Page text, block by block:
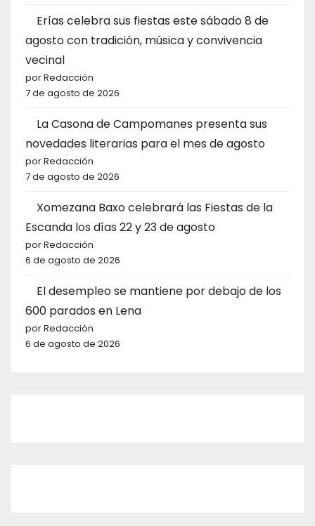
Erías celebra sus fiestas este sábado 8 de
agosto con tradición, música y convivencia
vecinal
por Redacción
7 de agosto de 2026
La Casona de Campomanes presenta sus
novedades literarias para el mes de agosto
por Redacción
7 de agosto de 2026
Xomezana Baxo celebrará las Fiestas de la
Escanda los días 22 y 23 de agosto
por Redacción
6 de agosto de 2026
El desempleo se mantiene por debajo de los
600 parados en Lena
por Redacción
6 de agosto de 2026